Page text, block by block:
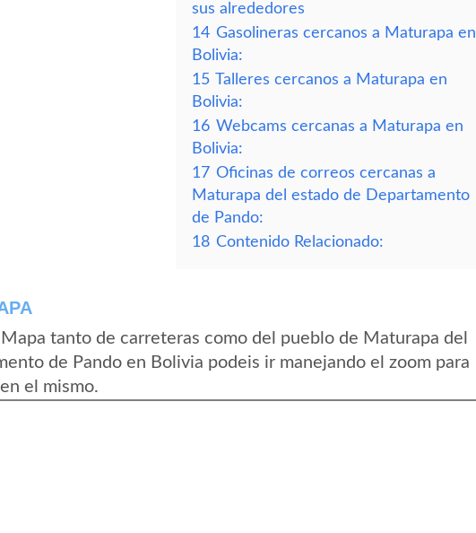
sus alrededores
14 Gasolineras cercanos a Maturapa en
Bolivia:
15 Talleres cercanos a Maturapa en
Bolivia:
16 Webcams cercanas a Maturapa en
Bolivia:
17 Oficinas de correos cercanas a
Maturapa del estado de Departamento
de Pando:
18 Contenido Relacionado:
tanto de carreteras como del pueblo de Maturapa del
de Pando en Bolivia podeis ir manejando el zoom para
el mismo.